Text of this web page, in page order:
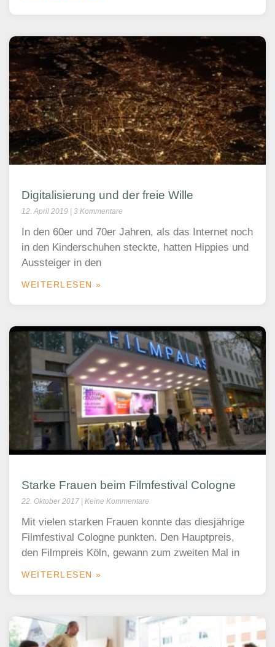
Digitalisierung und der freie Wille
12. April 2019 3 Kommentare
In den 60er und 70er Jahren, als das Internet noch
in den Kinderschuhen steckte, hatten Hippies und
Aussteiger in den
WEITERLESEN »
Starke Frauen beim Filmfestival Cologne
22. Oktober 2017 Keine Kommentare
Mit vielen starken Frauen konnte das diesjährige
Filmfestival Cologne punkten. Den Hauptpreis,
den Filmpreis Köln, gewann zum zweiten Mal in
WEITERLESEN »